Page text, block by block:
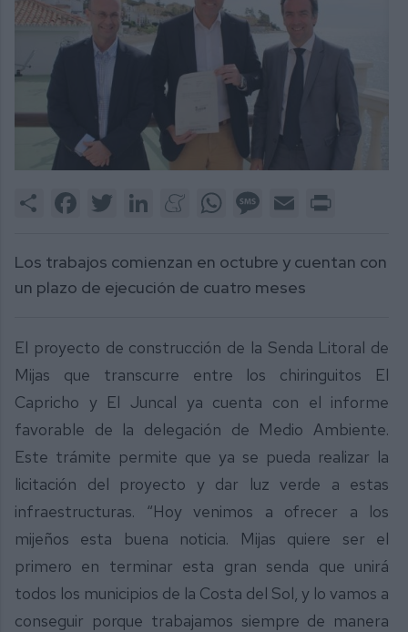
Share FacebookTwitter LinkedInMeneameWhatsAppMessage
Email
Los trabajos comienzan en octubre y cuentan con
un plazo de ejecución de cuatro meses
El proyecto de construcción de la Senda Litoral de
Mijas que transcurre entre los chiringuitos El
Capricho y El Juncal ya cuenta con el informe
favorable de la delegación de Medio Ambiente.
Este trámite permite que ya se pueda realizar la
licitación del proyecto y dar luz verde a estas
infraestructuras. “Hoy venimos a ofrecer a los
mijeños esta buena noticia. Mijas quiere ser el
primero en terminar esta gran senda que unirá
todos los municipios de la Costa del Sol, y lo vamos a
conseguir porque trabajamos siempre de manera